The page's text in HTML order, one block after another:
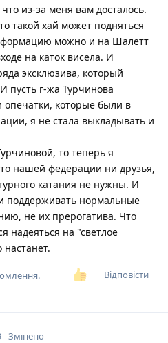
из-за меня вам досталось.
такой хай может подняться
можно и на Шалетт
на каток висела. И
эксклюзива, который
пусть г-жа Турчинова
опечатки, которые были в
я не стала выкладывать и
то теперь я
нашей федерации ни друзья,
катания не нужны. И
поддерживать нормальные
не их прерогатива. Что
надеяться на "светлое
Відповісти
Змінено